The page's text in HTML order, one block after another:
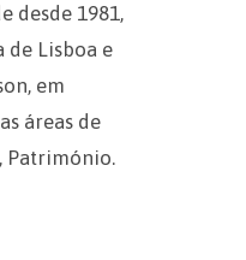
desde 1981,
de Lisboa e
em
áreas de
Património.